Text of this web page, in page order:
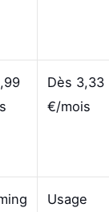
Dès 3,33
€/mois
Usage